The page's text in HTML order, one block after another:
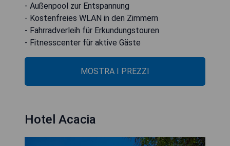
- Außenpool zur Entspannung
- Kostenfreies WLAN in den Zimmern
- Fahrradverleih für Erkundungstouren
- Fitnesscenter für aktive Gäste
MOSTRA I PREZZI
Hotel Acacia